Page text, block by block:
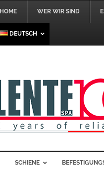
HOME WER WIR SIND
DEUTSCH
SCHIENE